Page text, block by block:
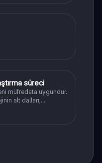
süreci
müfredata uygundur.
alt dalları,
insanları) ve bilimsel